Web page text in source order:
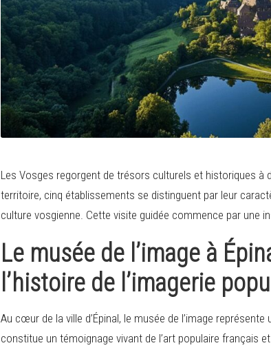
Les Vosges regorgent de trésors culturels et historiques
territoire, cinq établissements se distinguent par leur
culture vosgienne. Cette visite guidée commence par une
Le musée de l’image à
l’histoire de l’imagerie
Au cœur de la ville d’Épinal, le musée de l’image
constitue un témoignage vivant de l’art populaire français